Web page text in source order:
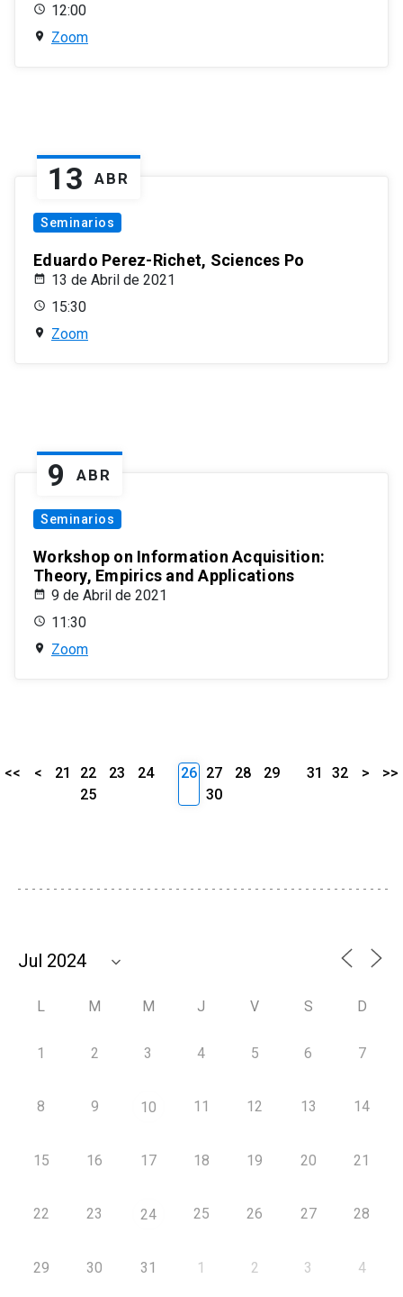
12:00
Zoom
13 ABR
Seminarios
Eduardo Perez-Richet, Sciences Po
13 de Abril de 2021
15:30
Zoom
9 ABR
Seminarios
Workshop on Information Acquisition:
Theory, Empirics and Applications
9 de Abril de 2021
11:30
Zoom
<< < 21 22 23
24
25
26 27 28
29
30
31 32 > >>
L M M J V S D
1 2 3 4 5 6 7
8 9 10 11 12 13 14
15 16 17 18 19 20 21
22 23 24 25 26 27 28
29 30 31 1 2 3 4